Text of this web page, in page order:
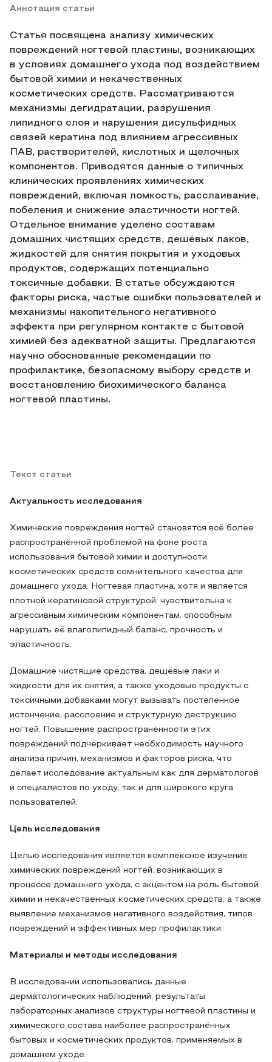
Аннотация статьи
Статья посвящена анализу химических
повреждений ногтевой пластины, возникающих
в условиях домашнего ухода под воздействием
бытовой химии и некачественных
косметических средств. Рассматриваются
механизмы дегидратации, разрушения
липидного слоя и нарушения дисульфидных
связей кератина под влиянием агрессивных
ПАВ, растворителей, кислотных и щелочных
компонентов. Приводятся данные о типичных
клинических проявлениях химических
повреждений, включая ломкость, расслаивание,
побеления и снижение эластичности ногтей.
Отдельное внимание уделено составам
домашних чистящих средств, дешёвых лаков,
жидкостей для снятия покрытия и уходовых
продуктов, содержащих потенциально
токсичные добавки. В статье обсуждаются
факторы риска, частые ошибки пользователей и
механизмы накопительного негативного
эффекта при регулярном контакте с бытовой
химией без адекватной защиты. Предлагаются
научно обоснованные рекомендации по
профилактике, безопасному выбору средств и
восстановлению биохимического баланса
ногтевой пластины.
Текст статьи
Актуальность исследования
Химические повреждения ногтей становятся всё более
распространённой проблемой на фоне роста
использования бытовой химии и доступности
косметических средств сомнительного качества для
домашнего ухода. Ногтевая пластина, хотя и является
плотной кератиновой структурой, чувствительна к
агрессивным химическим компонентам, способным
нарушать её влаголипидный баланс, прочность и
эластичность.
Домашние чистящие средства, дешёвые лаки и
жидкости для их снятия, а также уходовые продукты с
токсичными добавками могут вызывать постепенное
истончение, расслоение и структурную деструкцию
ногтей. Повышение распространённости этих
повреждений подчёркивает необходимость научного
анализа причин, механизмов и факторов риска, что
делает исследование актуальным как для дерматологов
и специалистов по уходу, так и для широкого круга
пользователей.
Цель исследования
Целью исследования является комплексное изучение
химических повреждений ногтей, возникающих в
процессе домашнего ухода, с акцентом на роль бытовой
химии и некачественных косметических средств, а также
выявление механизмов негативного воздействия, типов
повреждений и эффективных мер профилактики.
Материалы и методы исследования
В исследовании использовались данные
дерматологических наблюдений, результаты
лабораторных анализов структуры ногтевой пластины и
химического состава наиболее распространённых
бытовых и косметических продуктов, применяемых в
домашнем уходе.